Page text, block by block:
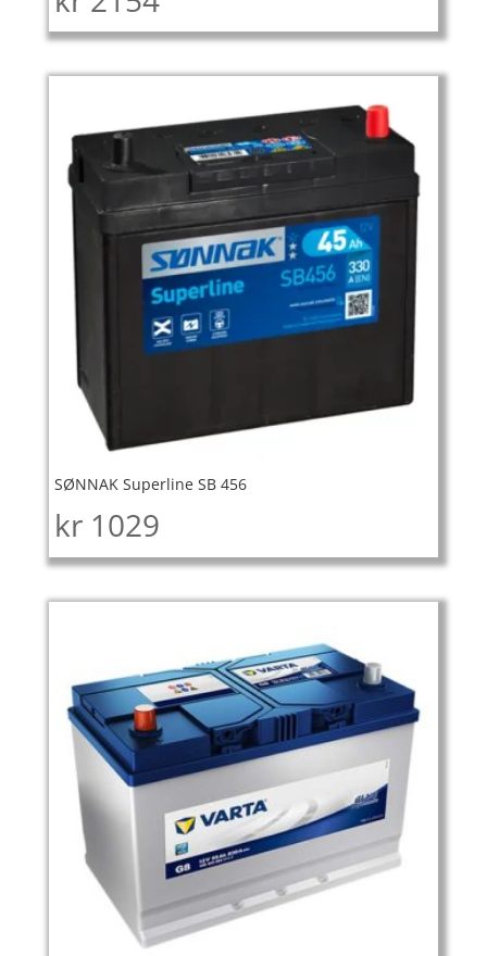
SØNNAK Superline SB 456
kr 1029